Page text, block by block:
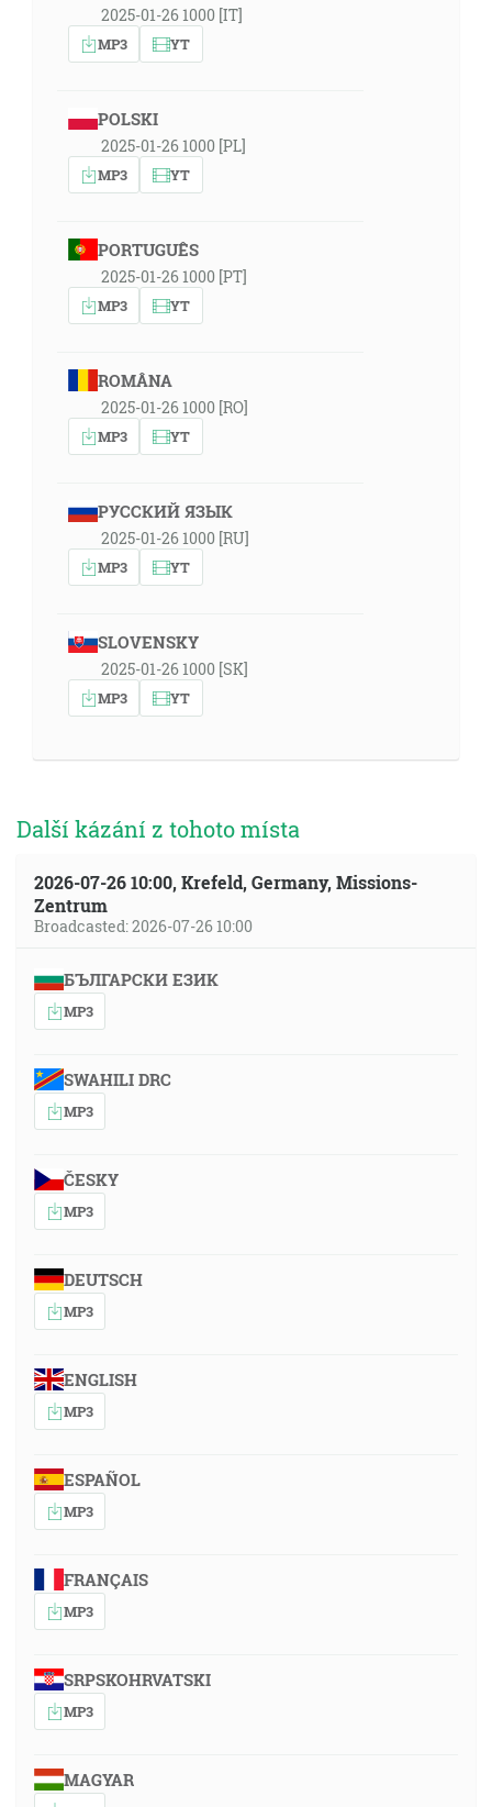
2025-01-26 1000 [IT]
MP3 YT
POLSKI
2025-01-26 1000 [PL]
MP3 YT
PORTUGUÊS
2025-01-26 1000 [PT]
MP3 YT
ROMÂNA
2025-01-26 1000 [RO]
MP3 YT
РУССКИЙ ЯЗЫК
2025-01-26 1000 [RU]
MP3 YT
SLOVENSKY
2025-01-26 1000 [SK]
MP3 YT
Další kázání z tohoto místa
2026-07-26 10:00, Krefeld, Germany, Missions-
Zentrum
Broadcasted: 2026-07-26 10:00
БЪЛГАРСКИ ЕЗИК
MP3
SWAHILI DRC
MP3
ČESKY
MP3
DEUTSCH
MP3
ENGLISH
MP3
ESPAÑOL
MP3
FRANÇAIS
MP3
SRPSKOHRVATSKI
MP3
MAGYAR